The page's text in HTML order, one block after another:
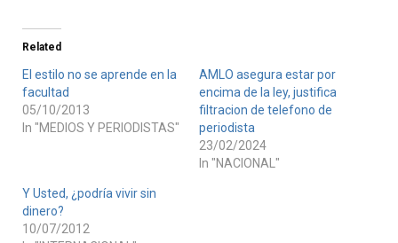
Related
El estilo no se aprende en la
facultad
05/10/2013
In "MEDIOS Y PERIODISTAS"
AMLO asegura estar por
encima de la ley, justifica
filtracion de telefono de
periodista
23/02/2024
In "NACIONAL"
Y Usted, ¿podría vivir sin
dinero?
10/07/2012